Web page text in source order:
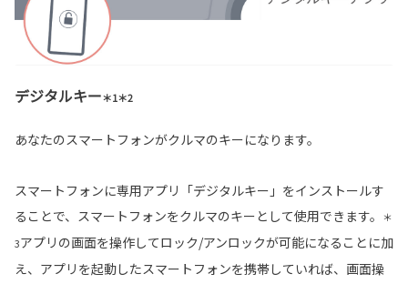
デジタルキー＊1＊2
あなたのスマートフォンがクルマのキーになります。
スマートフォンに専用アプリ「デジタルキー」をインストールす
ることで、スマートフォンをクルマのキーとして使用できます。
＊
3アプリの画面を操作してロック/アンロックが可能になることに加
え、アプリを起動したスマートフォンを携帯していれば、画面操